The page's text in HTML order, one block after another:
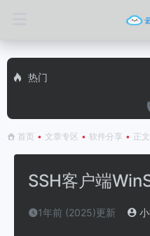
热门
首页 • 文章专区 • 软件分享 • 正文
SSH客户端
1年前 (2025)更新